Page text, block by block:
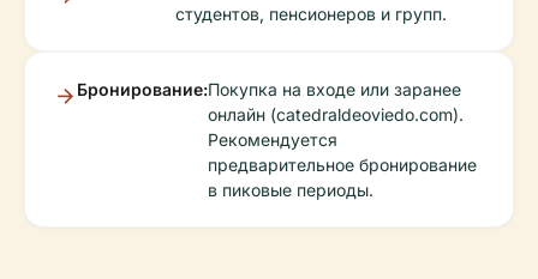
студентов, пенсионеров и групп.
Бронирование:Покупка на входе или заранее
онлайн (catedraldeoviedo.com).
Рекомендуется
предварительное бронирование
в пиковые периоды.